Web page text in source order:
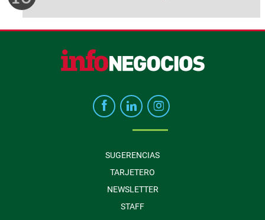
SUGERENCIAS
TARJETERO
NEWSLETTER
STAFF